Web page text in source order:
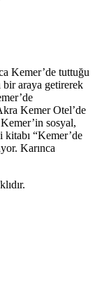
Kemer’de tuttuğu
bir araya getirerek
Kemer Otel’de
sosyal,
“Kemer’de
Karınca